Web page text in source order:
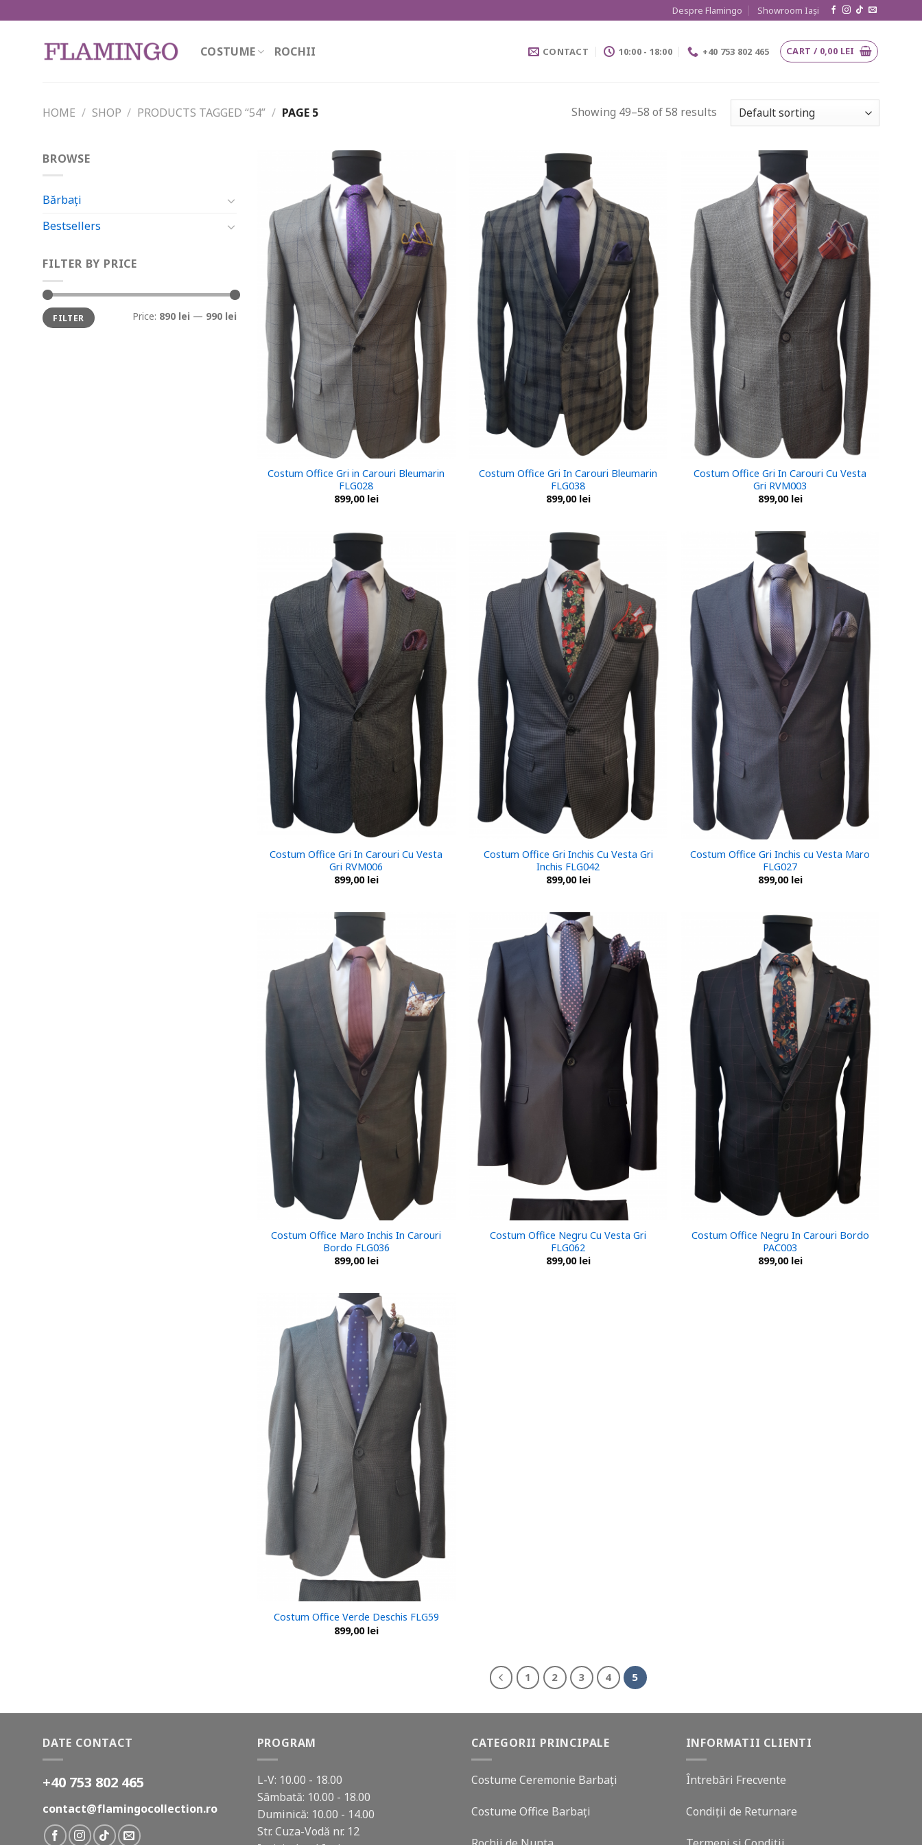
to
Despre Flamingo Showroom Iași
COSTUME ROCHII CONTACT 10:00 - 18:00 +40 753 802 465 CART / 0,00 LEI
HOME / SHOP / PRODUCTS TAGGED “54” / PAGE 5 Showing 49–58 of 58 results
BROWSE
Bărbați
Bestsellers
FILTER BY PRICE
Min
price
Max
priceFILTER Price: 890 lei — 990 lei
Costum Office Gri in Carouri Bleumarin
FLG028
899,00 lei
Costum Office Gri In Carouri Bleumarin
FLG038
899,00 lei
Costum Office Gri In Carouri Cu Vesta
Gri RVM003
899,00 lei
Costum Office Gri In Carouri Cu Vesta
Gri RVM006
899,00 lei
Costum Office Gri Inchis Cu Vesta Gri
Inchis FLG042
899,00 lei
Costum Office Gri Inchis cu Vesta Maro
FLG027
899,00 lei
Costum Office Maro Inchis In Carouri
Bordo FLG036
899,00 lei
Add to
wishlist
Costum Office Negru Cu Vesta Gri
FLG062
899,00 lei
Costum Office Negru In Carouri Bordo
PAC003
899,00 lei
Add to
wishlist
Costum Office Verde Deschis FLG59
899,00 lei
1 2 3 4 5
DATE CONTACT
+40 753 802 465
contact@flamingocollection.ro
PROGRAM
L-V: 10.00 - 18.00
Sâmbată: 10.00 - 18.00
Duminică: 10.00 - 14.00
Str. Cuza-Vodă nr. 12
CATEGORII PRINCIPALE
Costume Ceremonie Barbați
Costume Office Barbați
INFORMATII CLIENTI
Întrebări Frecvente
Condiții de Returnare